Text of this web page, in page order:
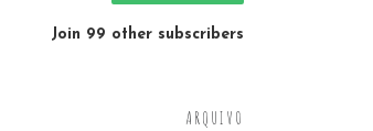
Join 99 other subscribers
ARQUIVO